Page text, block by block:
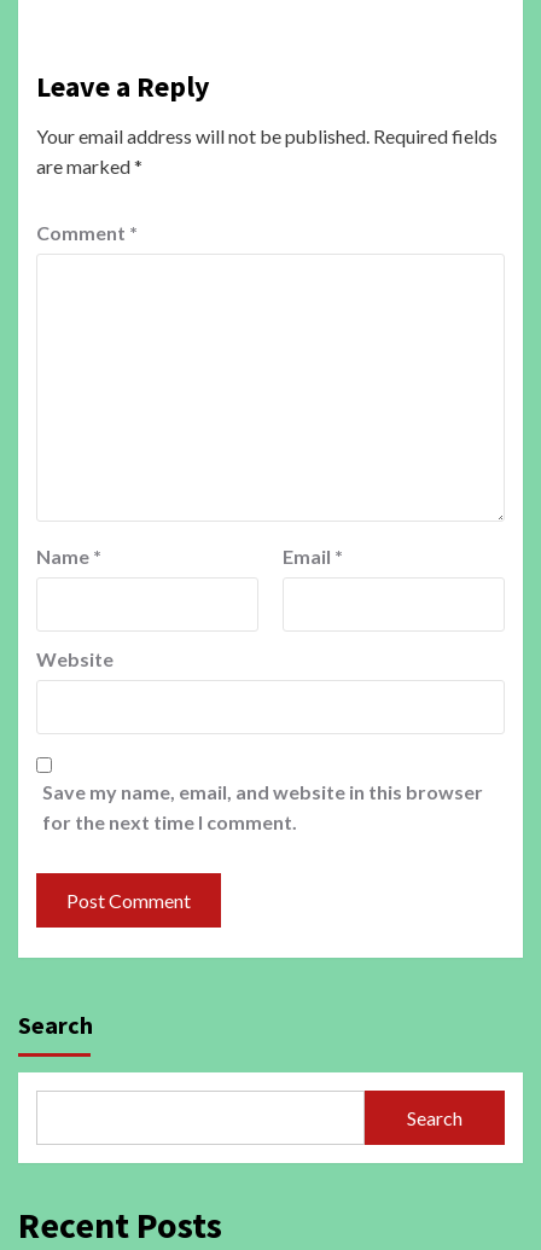
Leave a Reply
Your email address will not be published. Required fields
are marked*
Comment *
Name * Email *
Website
Save my name, email, and website in this browser
for the next time I comment.
Search
Search
Recent Posts